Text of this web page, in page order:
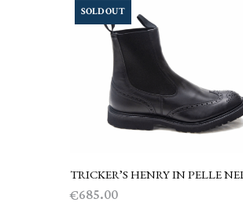
originale
era:
€650.00.
SOLD OUT
SCEGLI
TRICKER’S HENRY IN PELLE
€685.00